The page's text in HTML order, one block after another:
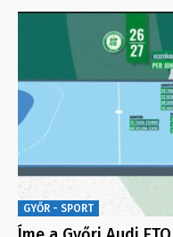
GYŐR - SPORT